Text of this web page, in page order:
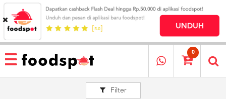
HOME
MENU
RESTAURANT
0
Filter